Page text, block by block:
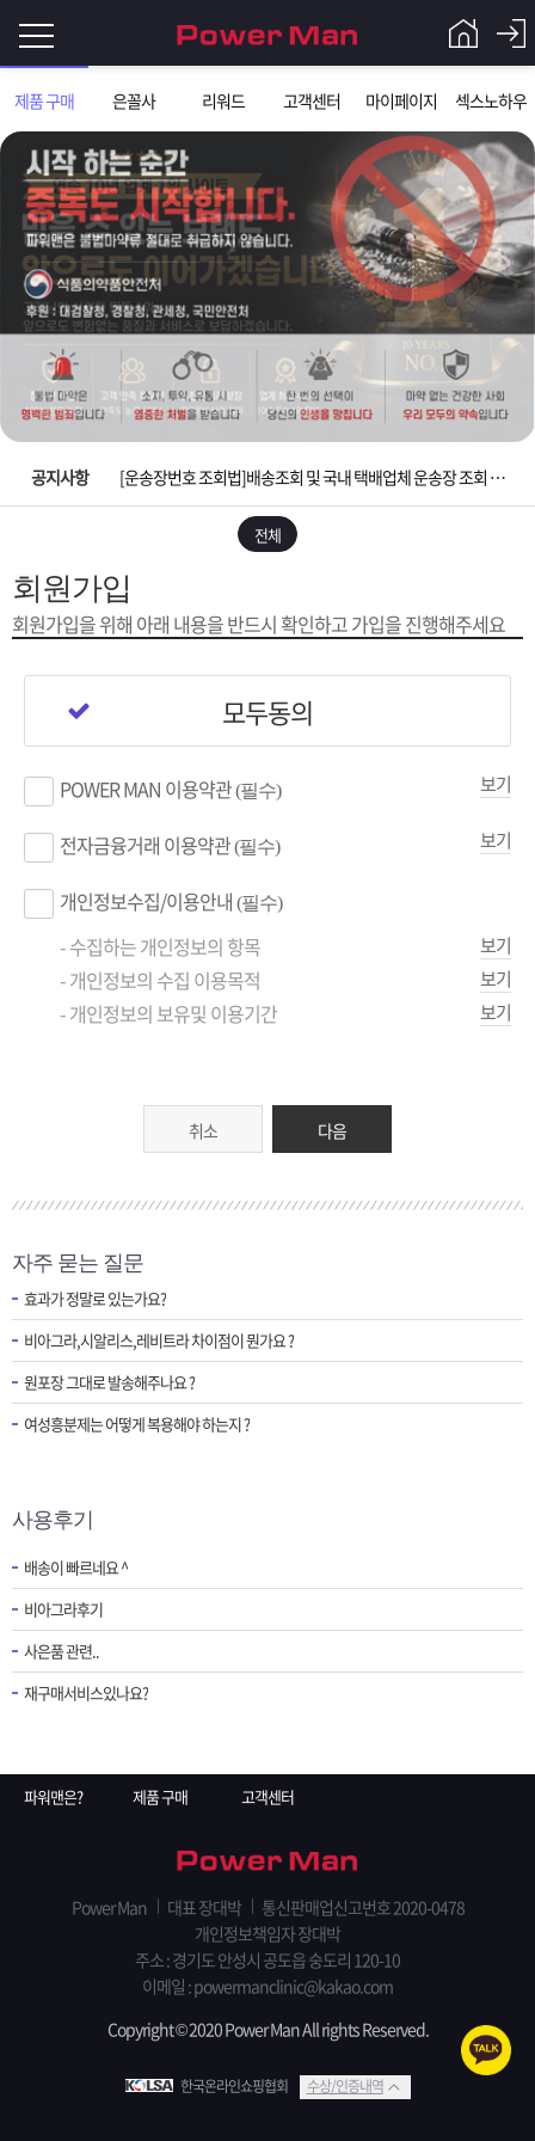
제품 구매 은꼴사 리워드 고객센터 마이페이지 섹스노하우
그
인
이
필
요
니
로
Q&A
파
워
맨
제
품
매
은
사
스
노
우
고
객
터
마
페
이
문
조
공지사항
입금확인이 안되는 상황을 대비해 꼭 입금후 고객센터 연락바랍니다.
[2026구정 연휴]설 연휴 배송 및 휴무 안내
[운송장번호 조회법]배송조회 및 국내 택배업체 운송장 조회 하는법
[ios앱 오픈]아이폰 고객 앱설치 가능합니다.
[무인택배함 이용 안내] 집 밖에 주소로 택배 받기
[2026구정 연휴]설 연휴 배송 및 휴무 안내
전체
회원가입
회원가입을 위해 아래 내용을반드시 확인하고 가입을 진행해주세요
모두동의
POWER MAN 이용약관(필수) 보기
전자금융거래 이용약관(필수) 보기
개인정보수집/이용안내 (필수)
- 수집하는 개인정보의 항목 보기
- 개인정보의 수집 이용목적 보기
- 개인정보의 보유및 이용기간 보기
취소 다음
자주 묻는 질문
효과가 정말로 있는가요?
비아그라,시알리스,레비트라 차이점이 뭔가요 ?
원포장 그대로 발송해주나요 ?
여성흥분제는 어떻게 복용해야 하는지 ?
사용후기
배송이 빠르네요 ^
비아그라후기
사은품 관련..
재구매서비스있나요?
파워맨은? 제품 구매 고객센터
Power Man 대표 장대박
통신판매업신고번호 2020-0478
개인정보책임자 장대박
주소 : 경기도 안성시 공도읍 숭도리 120-10
이메일 : powermanclinic@kakao.com
Copyright © 2020 Power Man All rights Reserved.
한국온라인쇼핑협회 수상/인증내역